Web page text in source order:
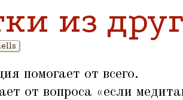
из
помогает от всего.
от вопроса «если